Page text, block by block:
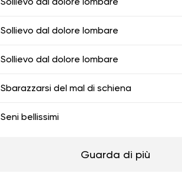
Sollievo dal dolore lombare
Sollievo dal dolore lombare
Sbarazzarsi del mal di schiena
Seni bellissimi
Guarda di più